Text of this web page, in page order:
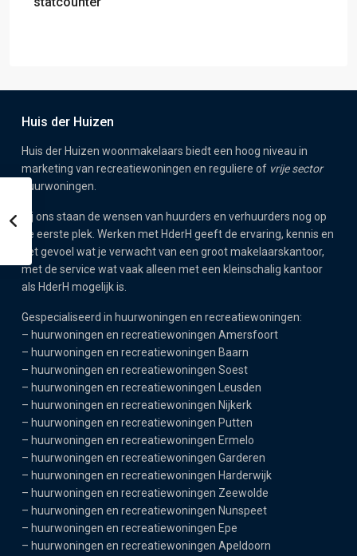
Huis der Huizen
Huis der Huizen woonmakelaars biedt een hoog niveau in
marketing van recreatiewoningen en reguliere of vrije sector
huurwoningen.
Bij ons staan de wensen van huurders en verhuurders nog op
de eerste plek. Werken met HderH geeft de ervaring, kennis en
het gevoel wat je verwacht van een groot makelaarskantoor,
met de service wat vaak alleen met een kleinschalig kantoor
als HderH mogelijk is.
Gespecialiseerd in huurwoningen en recreatiewoningen:
– huurwoningen en recreatiewoningen Amersfoort
– huurwoningen en recreatiewoningen Baarn
– huurwoningen en recreatiewoningen Soest
– huurwoningen en recreatiewoningen Leusden
– huurwoningen en recreatiewoningen Nijkerk
– huurwoningen en recreatiewoningen Putten
– huurwoningen en recreatiewoningen Ermelo
– huurwoningen en recreatiewoningen Garderen
– huurwoningen en recreatiewoningen Harderwijk
– huurwoningen en recreatiewoningen Zeewolde
– huurwoningen en recreatiewoningen Nunspeet
– huurwoningen en recreatiewoningen Epe
– huurwoningen en recreatiewoningen Apeldoorn